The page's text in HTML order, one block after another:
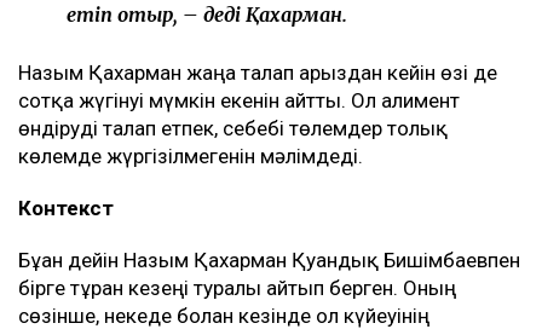
етіп отыр, – деді Қахарман.
Назым Қахарман жаңа талап арыздан кейін өзі де
сотқа жүгінуі мүмкін екенін айтты. Ол алимент
өндіруді талап етпек, себебі төлемдер толық
көлемде жүргізілмегенін мәлімдеді.
Контекст
Бұған дейін Назым Қахарман Қуандық Бишімбаевпен
бірге тұрған кезеңі туралы айтып берген. Оның
сөзінше, некеде болған кезінде ол күйеуінің